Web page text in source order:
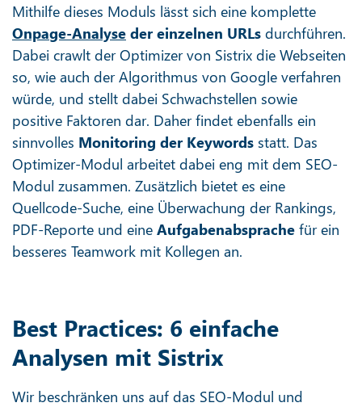
Mithilfe dieses Moduls lässt sich eine komplette
Onpage-Analyse der einzelnen URLs durchführen.
Dabei crawlt der Optimizer von Sistrix die Webseiten
so, wie auch der Algorithmus von Google verfahren
würde, und stellt dabei Schwachstellen sowie
positive Faktoren dar. Daher findet ebenfalls ein
sinnvolles Monitoring der Keywords statt. Das
Optimizer-Modul arbeitet dabei eng mit dem SEO-
Modul zusammen. Zusätzlich bietet es eine
Quellcode-Suche, eine Überwachung der Rankings,
PDF-Reporte und eine Aufgabenabsprache für ein
besseres Teamwork mit Kollegen an.
Best Practices: 6 einfache
Analysen mit Sistrix
Wir beschränken uns auf das SEO-Modul und